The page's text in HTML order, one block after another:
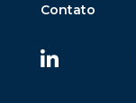
Contato